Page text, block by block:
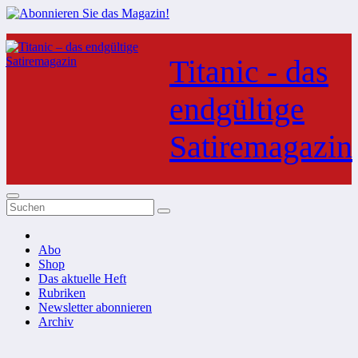
Zum
Inhalt
springen
Titanic - das
endgültige
Satiremagazin
Abo
Shop
Das aktuelle Heft
Rubriken
Newsletter abonnieren
Archiv